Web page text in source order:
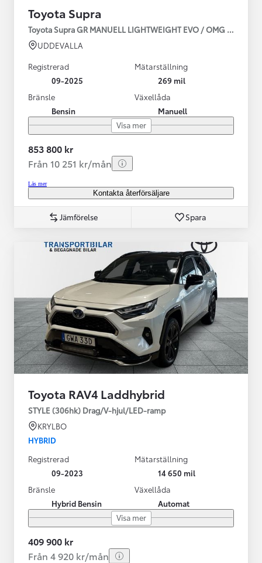
Toyota Supra
Toyota Supra GR MANUELL LIGHTWEIGHT EVO / OMG LEV!
UDDEVALLA
Registrerad
09-2025
Mätarställning
269 mil
Bränsle
Bensin
Växellåda
Manuell
Visa mer
853 800 kr
Från 10 251 kr/mån
Läs mer
Kontakta återförsäljare
Jämförelse Spara
Toyota RAV4 Laddhybrid
STYLE (306hk) Drag/V-hjul/LED-ramp
KRYLBO
HYBRID
Registrerad
09-2023
Mätarställning
14 650 mil
Bränsle
Hybrid Bensin
Växellåda
Automat
Visa mer
409 900 kr
Från 4 920 kr/mån